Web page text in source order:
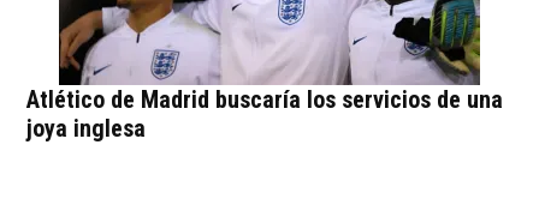
Atlético de Madrid buscaría los servicios de una
joya inglesa